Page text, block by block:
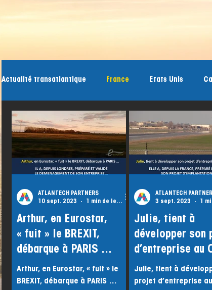
Actualité transatlantique France Etats Unis
créer son entreprise
Arthur, en Eurostar,
« fuit » le BREXIT,
débarque à PARIS …
Arthur, en Eurostar, « fuit » le
BREXIT, débarque à PARIS …
ATLANTECH PARTNERS
10 sept. 2023
1 min de lecture
Julie, tient à
développer son
d’entreprise au
Julie, tient à
projet d’entreprise
ATLANTECH
3 sept. 2023